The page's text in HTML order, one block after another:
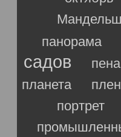
панорама
садов пена
планета
портрет